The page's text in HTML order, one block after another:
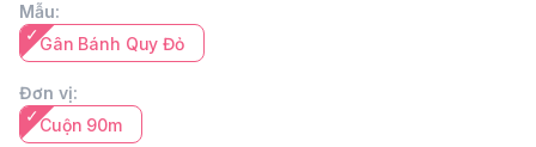
Mẫu:
Gân Bánh Quy Đỏ
Đơn vị:
Cuộn 90m